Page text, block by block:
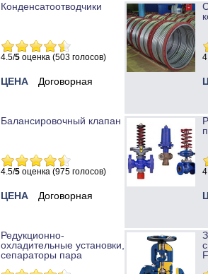
Конденсатоотводчики
4.5/5 оценка (503 голосов)
ЦЕНА Договорная
Балансировочный клапан
4.5/5 оценка (975 голосов)
ЦЕНА Договорная
Редукционно-
охладительные установки,
сепараторы пара